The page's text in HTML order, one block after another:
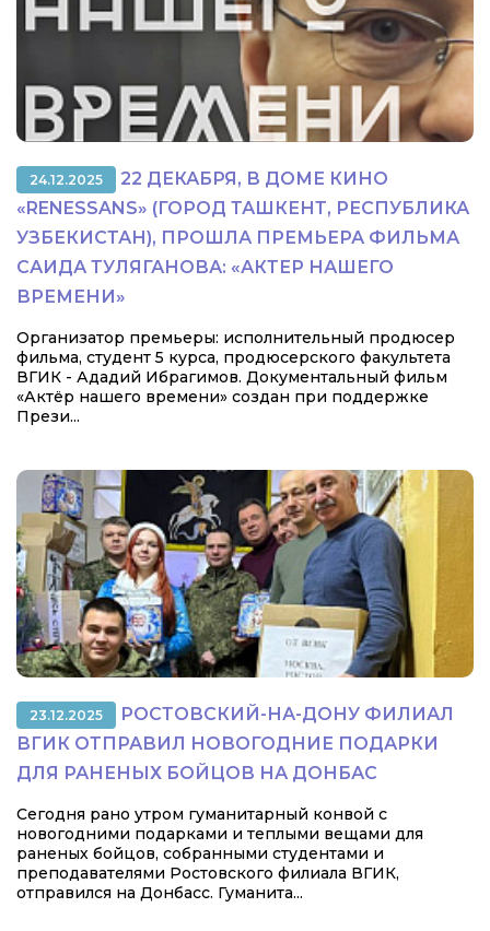
24.12.2025
22 ДЕКАБРЯ, В ДОМЕ КИНО
«RENESSANS» (ГОРОД ТАШКЕНТ, РЕСПУБЛИКА
УЗБЕКИСТАН), ПРОШЛА ПРЕМЬЕРА ФИЛЬМА
САИДА ТУЛЯГАНОВА: «АКТЕР НАШЕГО
ВРЕМЕНИ»
Организатор премьеры: исполнительный продюсер
фильма, студент 5 курса, продюсерского факультета
ВГИК - Ададий Ибрагимов. Документальный фильм
«Актёр нашего времени» создан при поддержке
Прези...
23.12.2025
РОСТОВСКИЙ-НА-ДОНУ ФИЛИАЛ
ВГИК ОТПРАВИЛ НОВОГОДНИЕ ПОДАРКИ
ДЛЯ РАНЕНЫХ БОЙЦОВ НА ДОНБАС
Сегодня рано утром гуманитарный конвой с
новогодними подарками и теплыми вещами для
раненых бойцов, собранными студентами и
преподавателями Ростовского филиала ВГИК,
отправился на Донбасс. Гуманита...